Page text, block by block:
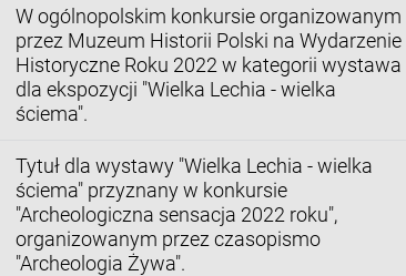
W ogólnopolskim konkursie organizowanym
przez Muzeum Historii Polski na Wydarzenie
Historyczne Roku 2022 w kategorii wystawa
dla ekspozycji "Wielka Lechia - wielka
ściema".
Tytuł dla wystawy "Wielka Lechia - wielka
ściema" przyznany w konkursie
"Archeologiczna sensacja 2022 roku",
organizowanym przez czasopismo
"Archeologia Żywa".